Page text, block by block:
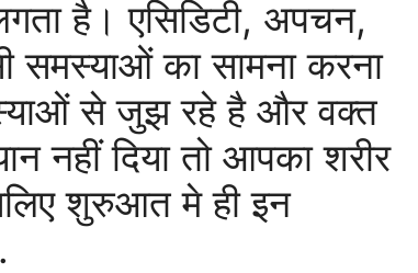
है। एसिडिटी, अपचन,
का सामना करना
से जुझ रहे है और वक्त
नहीं दिया तो आपका शरीर
शुरुआत मे ही इन